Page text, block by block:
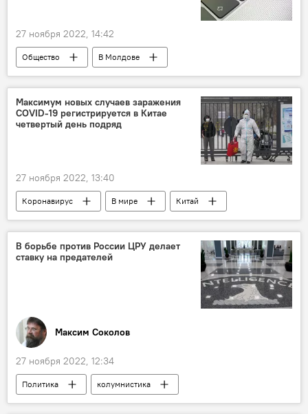
27 ноября 2022, 14:42
Общество
В Молдове
специалисты
IT-сектор
Максимум новых случаев заражения
СOVID-19 регистрируется в Китае
четвертый день подряд
27 ноября 2022, 13:40
Коронавирус В мире Китай
В борьбе против России ЦРУ делает
ставку на предателей
Максим Соколов
27 ноября 2022, 12:34
Политика колумнистика